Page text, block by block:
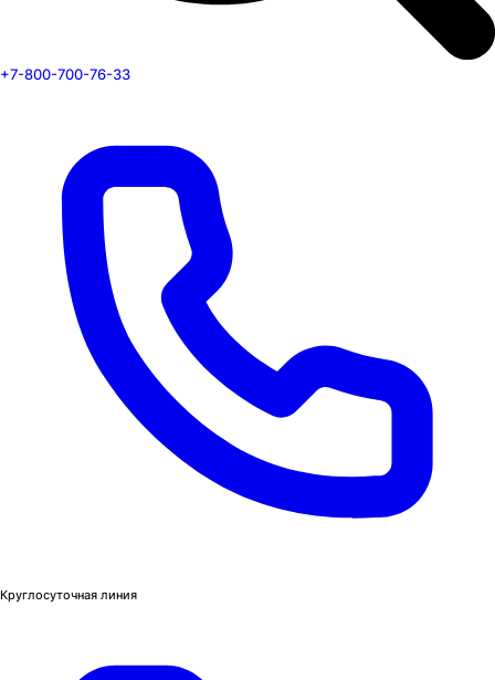
+7-800-700-76-33
Круглосуточная линия